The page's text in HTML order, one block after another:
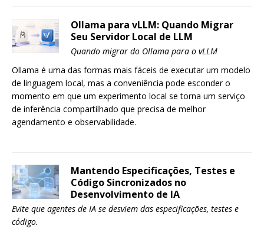
Ollama para vLLM: Quando Migrar
Seu Servidor Local de LLM
Quando migrar do Ollama para o vLLM
Ollama é uma das formas mais fáceis de executar um modelo
de linguagem local, mas a conveniência pode esconder o
momento em que um experimento local se torna um serviço
de inferência compartilhado que precisa de melhor
agendamento e observabilidade.
Mantendo Especificações, Testes e
Código Sincronizados no
Desenvolvimento de IA
Evite que agentes de IA se desviem das especificações, testes e
código.